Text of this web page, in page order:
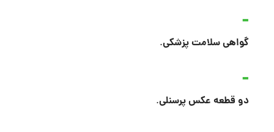
گواهی سلامت پزشکی.
دو قطعه عکس پرسنلی.